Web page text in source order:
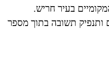
בעיר חריש.
ותנפיק תשובה בתוך מספר